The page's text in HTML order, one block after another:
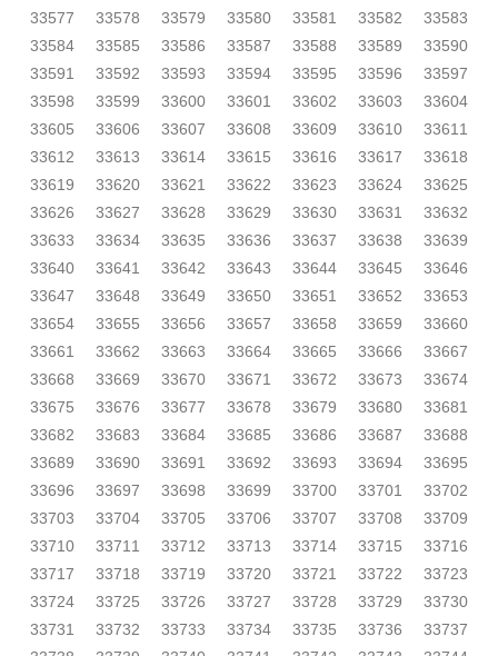
33577
33578 33579 33580 33581 33582
33583
33584
33585 33586 33587 33588 33589
33590
33591
33592 33593 33594 33595 33596
33597
33598
33599 33600 33601 33602 33603
33604
33605
33606 33607 33608 33609 33610
33611
33612
33613 33614 33615 33616 33617
33618
33619
33620 33621 33622 33623 33624
33625
33626
33627 33628 33629 33630 33631
33632
33633
33634 33635 33636 33637 33638
33639
33640
33641 33642 33643 33644 33645
33646
33647
33648 33649 33650 33651 33652
33653
33654
33655 33656 33657 33658 33659
33660
33661
33662 33663 33664 33665 33666
33667
33668
33669 33670 33671 33672 33673
33674
33675
33676 33677 33678 33679 33680
33681
33682
33683 33684 33685 33686 33687
33688
33689
33690 33691 33692 33693 33694
33695
33696
33697 33698 33699 33700 33701
33702
33703
33704 33705 33706 33707 33708
33709
33710
33711 33712 33713 33714 33715
33716
33717
33718 33719 33720 33721 33722
33723
33724
33725 33726 33727 33728 33729
33730
33731
33732 33733 33734 33735 33736
33737